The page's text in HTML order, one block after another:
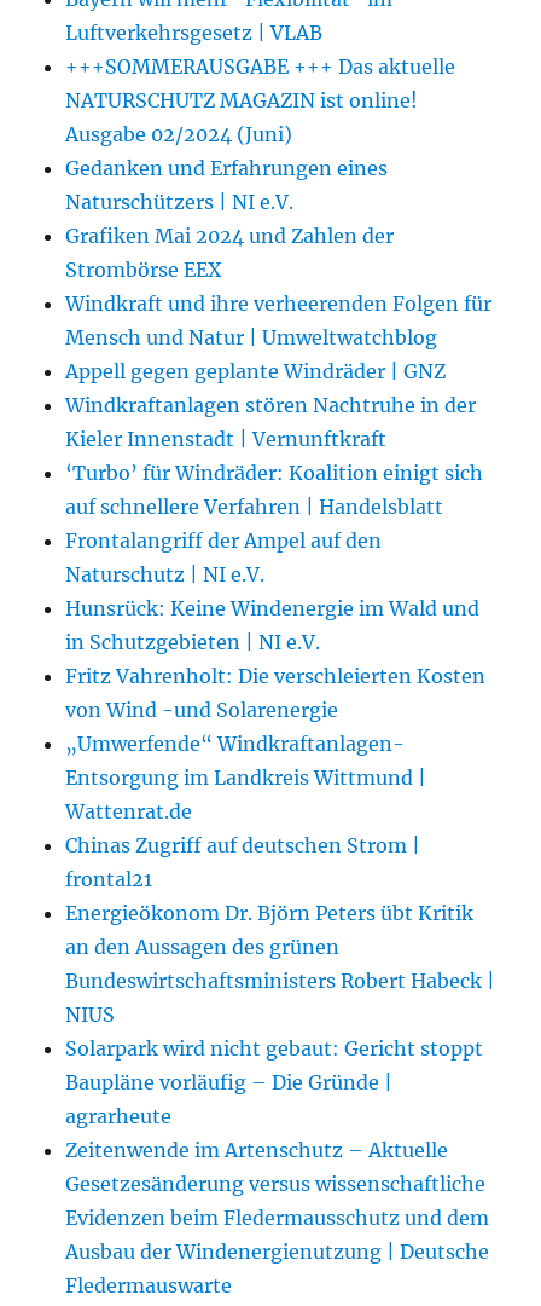
Luftverkehrsgesetz | VLAB
+++SOMMERAUSGABE +++ Das aktuelle
NATURSCHUTZ MAGAZIN ist online!
Ausgabe 02/2024 (Juni)
Gedanken und Erfahrungen eines
Naturschützers | NI e.V.
Grafiken Mai 2024 und Zahlen der
Strombörse EEX
Windkraft und ihre verheerenden Folgen für
Mensch und Natur | Umweltwatchblog
Appell gegen geplante Windräder | GNZ
Windkraftanlagen stören Nachtruhe in der
Kieler Innenstadt | Vernunftkraft
‘Turbo’ für Windräder: Koalition einigt sich
auf schnellere Verfahren | Handelsblatt
Frontalangriff der Ampel auf den
Naturschutz | NI e.V.
Hunsrück: Keine Windenergie im Wald und
in Schutzgebieten | NI e.V.
Fritz Vahrenholt: Die verschleierten Kosten
von Wind -und Solarenergie
„Umwerfende“ Windkraftanlagen-
Entsorgung im Landkreis Wittmund |
Wattenrat.de
Chinas Zugriff auf deutschen Strom |
frontal21
Energieökonom Dr. Björn Peters übt Kritik
an den Aussagen des grünen
Bundeswirtschaftsministers Robert Habeck |
NIUS
Solarpark wird nicht gebaut: Gericht stoppt
Baupläne vorläufig – Die Gründe |
agrarheute
Zeitenwende im Artenschutz – Aktuelle
Gesetzesänderung versus wissenschaftliche
Evidenzen beim Fledermausschutz und dem
Ausbau der Windenergienutzung | Deutsche
Fledermauswarte